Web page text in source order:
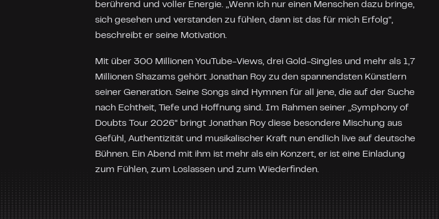
berührend und voller Energie. „Wenn ich nur einen Menschen dazu bringe,
sich gesehen und verstanden zu fühlen, dann ist das für mich Erfolg“,
beschreibt er seine Motivation.
Mit über 300 Millionen YouTube-Views, drei Gold-Singles und mehr als 1,7
Millionen Shazams gehört Jonathan Roy zu den spannendsten Künstlern
seiner Generation. Seine Songs sind Hymnen für all jene, die auf der Suche
nach Echtheit, Tiefe und Hoffnung sind. Im Rahmen seiner „Symphony of
Doubts Tour 2026“ bringt Jonathan Roy diese besondere Mischung aus
Gefühl, Authentizität und musikalischer Kraft nun endlich live auf deutsche
Bühnen. Ein Abend mit ihm ist mehr als ein Konzert, er ist eine Einladung
zum Fühlen, zum Loslassen und zum Wiederfinden.